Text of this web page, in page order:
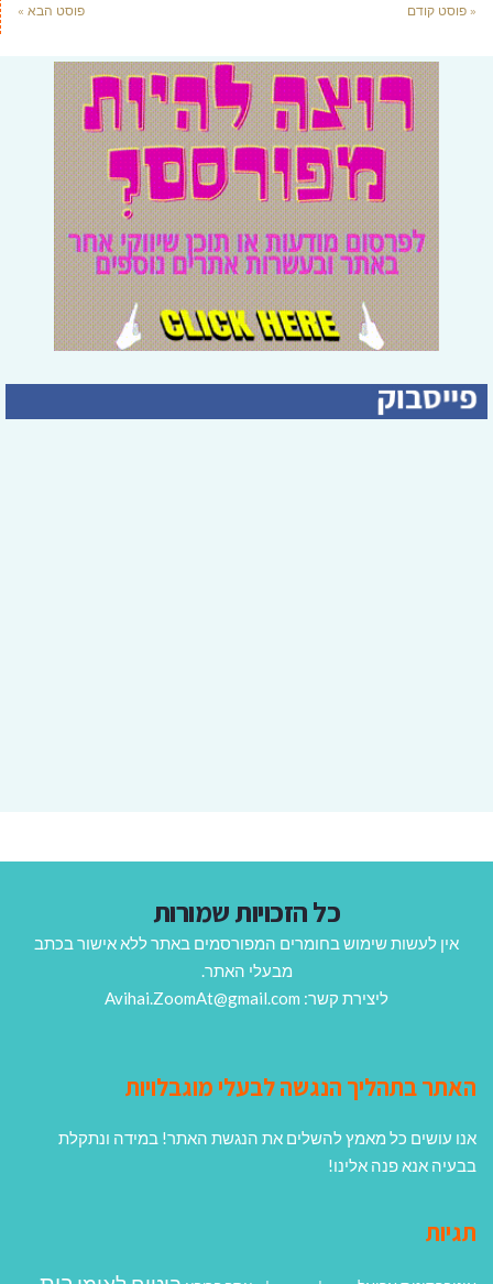
« פוסט קודם פוסט הבא »
כל הזכויות שמורות
אין לעשות שימוש בחומרים המפורסמים באתר ללא אישור בכתב
מבעלי האתר.
ליצירת קשר: Avihai.ZoomAt@gmail.com
האתר בתהליך הנגשה לבעלי מוגבלויות
אנו עושים כל מאמץ להשלים את הנגשת האתר! במידה ונתקלת
בבעיה אנא פנה אלינו!
תגיות